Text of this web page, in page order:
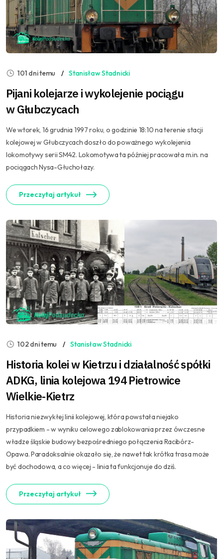
101 dni temu Stanisław Stadnicki
Pijani kolejarze i wykolejenie pociągu
w Głubczycach
We wtorek, 16 grudnia 1997 roku, o godzinie 18:10 na terenie stacji
kolejowej w Głubczycach doszło do poważnego wykolejenia
lokomotywy serii SM42. Lokomotywa ta później pracowała m.in. na
pociągach Nysa-Głuchołazy.
Przeczytaj artykuł
102 dni temu Stanisław Stadnicki
Historia kolei w Kietrzu i działalność spółki
ADKG, linia kolejowa 194 Pietrowice
Wielkie-Kietrz
Historia niezwykłej linii kolejowej, która powstała niejako
przypadkiem - w wyniku celowego zablokowania przez ówczesne
władze śląskie budowy bezpośredniego połączenia Racibórz-
Opawa. Paradoksalnie okazało się, że nawet tak krótka trasa może
być dochodowa, a co więcej - linia ta funkcjonuje do dziś.
Przeczytaj artykuł